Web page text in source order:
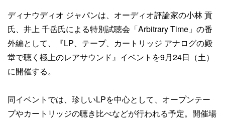
ディナウディオ ジャパンは、オーディオ評論家の小林 貢
氏、井上 千岳氏による特別試聴会「Arbitrary Time」の番
外編として、『LP、テープ、カートリッジ アナログの殿
堂で聴く極上のレアサウンド』イベントを9月24日（土）
に開催する。
同イベントでは、珍しいLPを中心として、オープンテー
プやカートリッジの聴き比べなどが行われる予定。開催場